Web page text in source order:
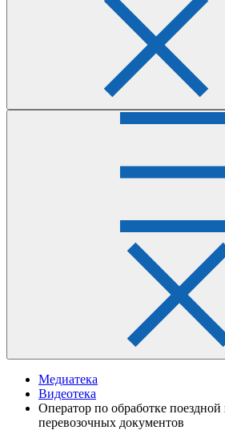
Медиатека
Видеотека
Оператор по обработке
перевозочных документов